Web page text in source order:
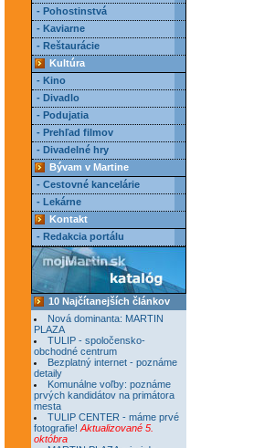
- Pohostinstvá
- Kaviarne
- Reštaurácie
Kultúra
- Kino
- Divadlo
- Podujatia
- Prehľad filmov
- Divadelné hry
Bývam v Martine
- Cestovné kancelárie
- Lekárne
Kontakt
- Redakcia portálu
10 Najčítanejších článkov
Nová dominanta: MARTIN
PLAZA
TULIP - spoločensko-
obchodné centrum
Bezplatný internet - poznáme
detaily
Komunálne voľby: poznáme
prvých kandidátov na primátora
mesta
TULIP CENTER - máme prvé
fotografie! Aktualizované 5.
októbra